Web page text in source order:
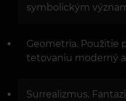
symbolickým
Geometria. Použitie
tetovaniu moderný
Surrealizmus.